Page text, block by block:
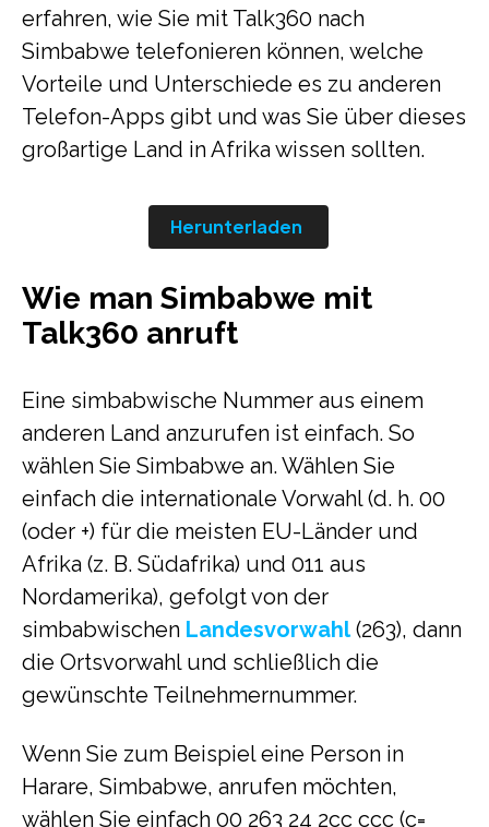
erfahren, wie Sie mit Talk360 nach
Simbabwe telefonieren können, welche
Vorteile und Unterschiede es zu anderen
Telefon-Apps gibt und was Sie über dieses
großartige Land in Afrika wissen sollten.
Herunterladen
Wie man Simbabwe mit
Talk360 anruft
Eine simbabwische Nummer aus einem
anderen Land anzurufen ist einfach. So
wählen Sie Simbabwe an. Wählen Sie
einfach die internationale Vorwahl (d. h. 00
(oder +) für die meisten EU-Länder und
Afrika (z. B. Südafrika) und 011 aus
Nordamerika), gefolgt von der
simbabwischen Landesvorwahl(263), dann
die Ortsvorwahl und schließlich die
gewünschte Teilnehmernummer.
Wenn Sie zum Beispiel eine Person in
Harare, Simbabwe, anrufen möchten,
wählen Sie einfach 00 263 24 2cc ccc (c=